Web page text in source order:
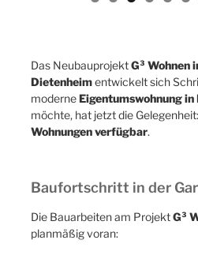
möchte, hat jetzt die
Wohnungen verfügbar
Baufortschritt in der
planmäßig voran:
Haus 3: DieFenster sind
Gebäudehülle ist geschlossen